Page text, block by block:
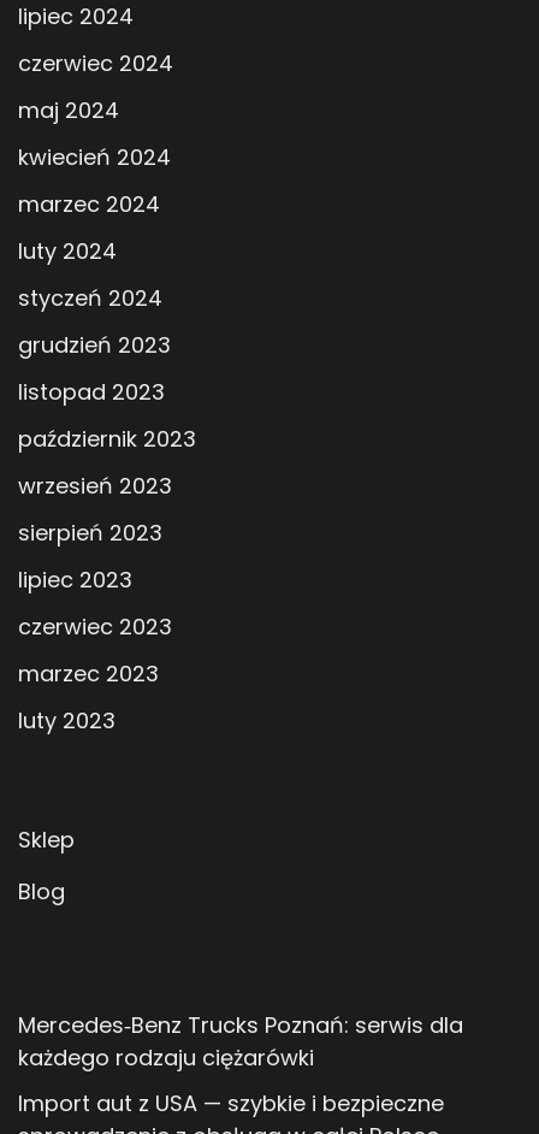
lipiec 2024
czerwiec 2024
maj 2024
kwiecień 2024
marzec 2024
luty 2024
styczeń 2024
grudzień 2023
listopad 2023
październik 2023
wrzesień 2023
sierpień 2023
lipiec 2023
czerwiec 2023
marzec 2023
luty 2023
Sklep
Blog
Mercedes‑Benz Trucks Poznań: serwis dla
każdego rodzaju ciężarówki
Import aut z USA — szybkie i bezpieczne